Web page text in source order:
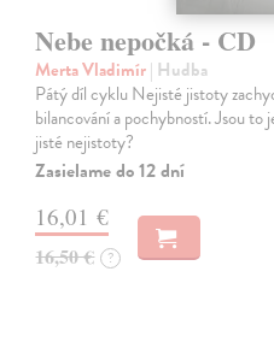
Nebe nepočká - CD
Merta Vladimír| Hudba
Pátý díl cyklu Nejisté jistoty
bilancování a pochybností. Jsou to
jisté nejistoty?
Zasielame do 12 dní
16,01 €
16,50 € ?